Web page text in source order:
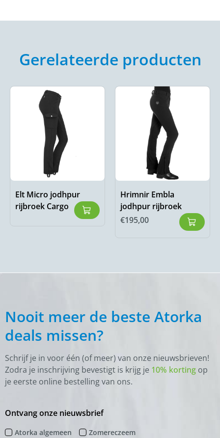
Gerelateerde producten
Elt Micro jodhpur
rijbroek Cargo
Hrimnir Embla
jodhpur rijbroek
€195,00
Nooit meer de beste Atorka
deals missen?
Schrijf je in voor één (of meer) van onze nieuwsbrieven!
Zodra je inschrijving bevestigt is krijg je 10% korting op
je eerste online bestelling van ons.
Ontvang onze nieuwsbrief
Atorka algemeen Zomereczeem